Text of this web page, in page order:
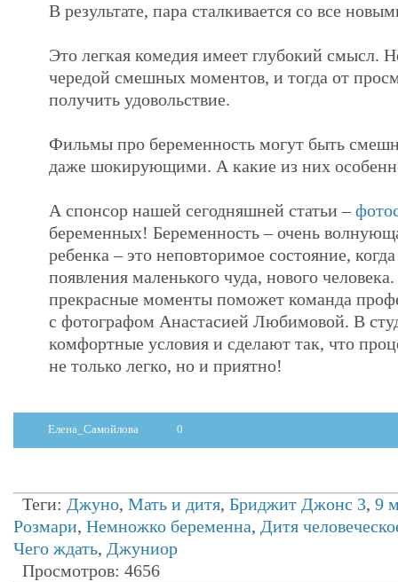
В результате, пара сталкивается со все
Это легкая комедия имеет глубокий смысл.
чередой смешных моментов, и тогда от
получить удовольствие.
Фильмы про беременность могут быть
даже шокирующими. А какие из них
А спонсор нашей сегодняшней статьи –
беременных! Беременность – очень
ребенка – это неповторимое состояние,
появления маленького чуда, нового
прекрасные моменты поможет команда
с фотографом Анастасией Любимовой. В
комфортные условия и сделают так, что
не только легко, но и приятно!
Елена_Самойлова 0
Теги: Джуно, Мать и дитя, Бриджит Джонс 3, 9
Розмари, Немножко беременна, Дитя
Чего ждать, Джуниор
Просмотров: 4656